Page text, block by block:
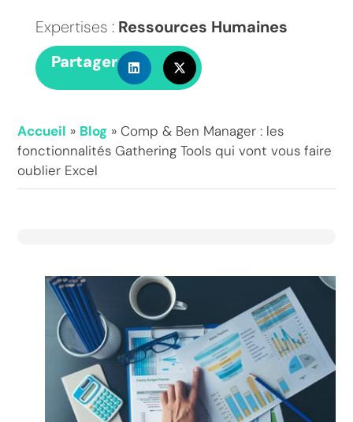
Expertises : Ressources Humaines
Partager
Accueil » Blog » Comp & Ben Manager : les
fonctionnalités Gathering Tools qui vont vous faire
oublier Excel